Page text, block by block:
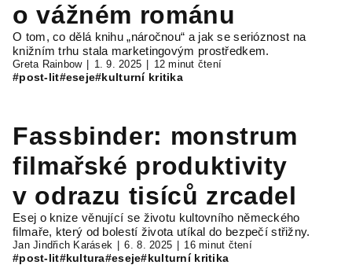
o vážném románu
O tom, co dělá knihu „náročnou“ a jak se serióznost na
knižním trhu stala marketingovým prostředkem.
Greta Rainbow 1. 9. 2025 12 minut čtení
#post-lit#eseje#kulturní kritika
Fassbinder: monstrum
filmařské produktivity
v odrazu tisíců zrcadel
Esej o knize věnující se životu kultovního německého
filmaře, který od bolestí života utíkal do bezpečí střižny.
Jan Jindřich Karásek 6. 8. 2025 16 minut čtení
#post-lit#kultura#eseje#kulturní kritika